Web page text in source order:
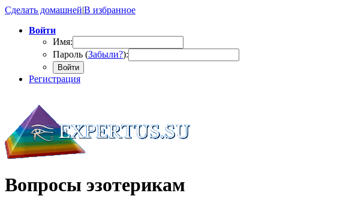
Сделать домашней|В избранное
Войти
Имя:
Пароль (Забыли?):
Войти
Регистрация
Вопросы эзотерикам